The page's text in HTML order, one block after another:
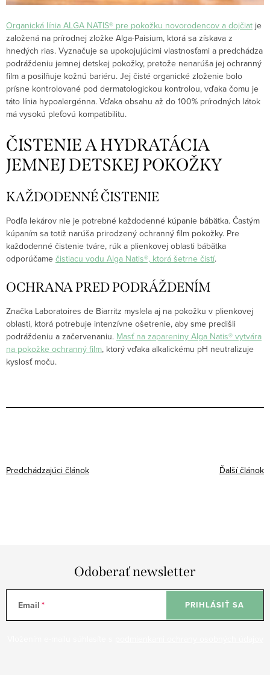
Organická línia ALGA NATIS® pre pokožku novorodencov a dojčiat je
založená na prírodnej zložke Alga-Paisium, ktorá sa získava z
hnedých rias. Vyznačuje sa upokojujúcimi vlastnosťami a predchádza
podráždeniu jemnej detskej pokožky, pretože nenarúša jej ochranný
film a posilňuje kožnú bariéru. Jej čisté organické zloženie bolo
prísne kontrolované pod dermatologickou kontrolou, vďaka čomu je
táto línia hypoalergénna. Vďaka obsahu až do 100% prírodných látok
má vysokú pleťovú kompatibilitu.
ČISTENIE A HYDRATÁCIA
JEMNEJ DETSKEJ POKOŽKY
KAŽDODENNÉ ČISTENIE
Podľa lekárov nie je potrebné každodenné kúpanie bábätka. Častým
kúpaním sa totiž narúša prirodzený ochranný film pokožky. Pre
každodenné čistenie tváre, rúk a plienkovej oblasti bábätka
odporúčame čistiacu vodu Alga Natis®, ktorá šetrne čistí.
OCHRANA PRED PODRÁŽDENÍM
Značka Laboratoires de Biarritz myslela aj na pokožku v plienkovej
oblasti, ktorá potrebuje intenzívne ošetrenie, aby sme predišli
podráždeniu a začervenaniu. Masť na zapareniny Alga Natis® vytvára
na pokožke ochranný film, ktorý vďaka alkalickému pH neutralizuje
kyslosť moču.
Predchádzajúci článok Ďalší článok
Odoberať newsletter
Email PRIHLÁSIŤ SA